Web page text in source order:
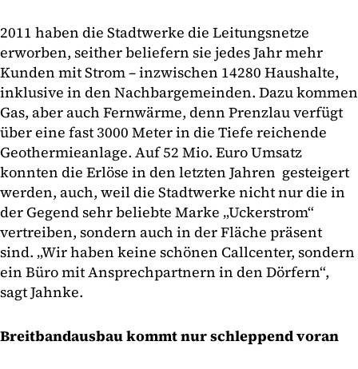
2011 haben die Stadtwerke die Leitungsnetze
erworben, seither beliefern sie jedes Jahr mehr
Kunden mit Strom – inzwischen 14280 Haushalte,
inklusive in den Nachbargemeinden. Dazu kommen
Gas, aber auch Fernwärme, denn Prenzlau verfügt
über eine fast 3000 Meter in die Tiefe reichende
Geothermieanlage. Auf 52 Mio. Euro Umsatz
konnten die Erlöse in den letzten Jahren gesteigert
werden, auch, weil die Stadtwerke nicht nur die in
der Gegend sehr beliebte Marke „Uckerstrom“
vertreiben, sondern auch in der Fläche präsent
sind. „Wir haben keine schönen Callcenter, sondern
ein Büro mit Ansprechpartnern in den Dörfern“,
sagt Jahnke.
Breitbandausbau kommt nur schleppend voran